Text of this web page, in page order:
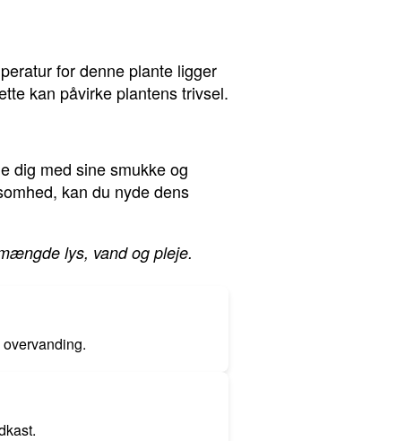
for denne plante ligger
kan påvirke plantens trivsel.
dig med sine smukke og
kan du nyde dens
lys, vand og pleje.